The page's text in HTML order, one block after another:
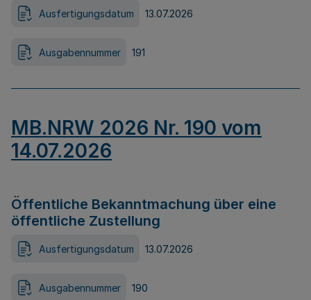
Ausfertigungsdatum 13.07.2026
Ausgabennummer 191
MB.NRW 2026 Nr. 190 vom
14.07.2026
Öffentliche Bekanntmachung über eine
öffentliche Zustellung
Ausfertigungsdatum 13.07.2026
Ausgabennummer 190